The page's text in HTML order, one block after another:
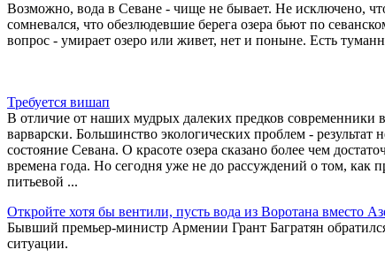
Возможно, вода в Севане - чище не бывает. Не исключено,
сомневался, что обезлюдевшие берега озера бьют по
вопрос - умирает озеро или живет, нет и поныне. Есть
Требуется вишап
В отличие от наших мудрых далеких предков современники
варварски. Большинство экологических проблем -
состояние Севана. О красоте озера сказано более чем
времена года. Но сегодня уже не до рассуждений о том, как
питьевой ...
Откройте хотя бы вентили, пусть вода из Воротана вместо
Бывший премьер-министр Армении Грант Багратян
ситуации.